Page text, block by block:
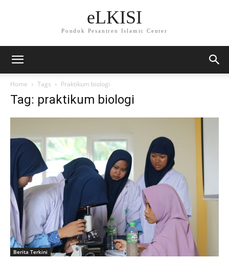
eLKISI
Pondok Pesantren Islamic Center
Home Tags Praktikum biologi
Tag: praktikum biologi
Berita Terkini